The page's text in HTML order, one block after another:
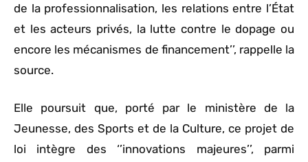
de la professionnalisation, les relations entre l’État
et les acteurs privés, la lutte contre le dopage ou
encore les mécanismes de financement’’, rappelle la
source.
Elle poursuit que, porté par le ministère de la
Jeunesse, des Sports et de la Culture, ce projet de
loi intègre des ‘’innovations majeures’’, parmi